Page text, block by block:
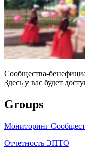
Сообщества-
Здесь у вас будет
Groups
Мониторинг
Отчетность ЭПТО